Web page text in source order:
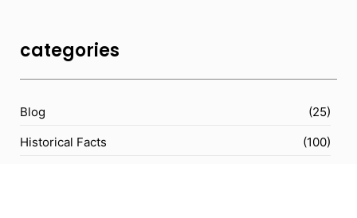
categories
Blog
(25)
Historical Facts
(100)